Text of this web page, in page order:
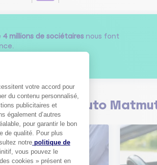
4 millions de sociétairesnous font
lesconseils Auto
votre accord pour
du contenu personnalisé,
publicitaires et
également d’autres
pour garantir le bon
de qualité. Pour plus
notre politique de
vous pouvez le
cookies » présent en